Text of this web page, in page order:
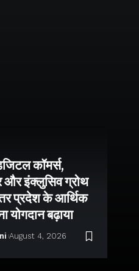
कॉमर्स,
और इंक्लुसिव ग्रोथ
प्रदेश के आर्थिक
योगदान बढ़ाया
August 4, 2026